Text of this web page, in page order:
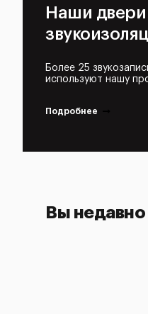
Наши
Более 25
используют нашу
Подробнее
Вы